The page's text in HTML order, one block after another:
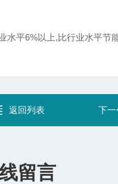
水平6%以上,比行业水平节
返回列表 下一
留言